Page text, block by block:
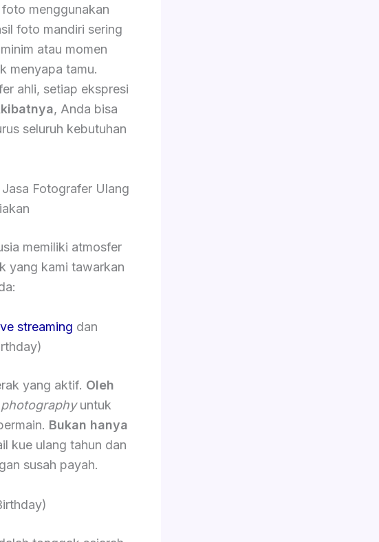
menggunakan
foto mandiri sering
atau momen
menyapa tamu.
ahli, setiap ekspresi
, Anda bisa
seluruh kebutuhan
Fotografer Ulang
memiliki atmosfer
yang kami tawarkan
streaming dan
yang aktif. Oleh
untuk
Bukan hanya
kue ulang tahun dan
susah payah.